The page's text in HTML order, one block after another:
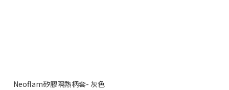
Neoflam矽膠隔熱柄套- 灰色